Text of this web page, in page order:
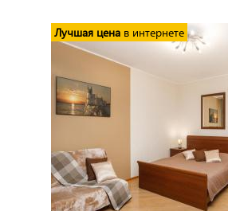
Лучшая цена в интернете